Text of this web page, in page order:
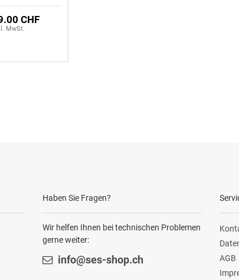
CHF
MwSt.
Haben Sie Fragen?
Wir helfen Ihnen bei technischen Problemen
gerne weiter:
info@ses-shop.ch
AGB